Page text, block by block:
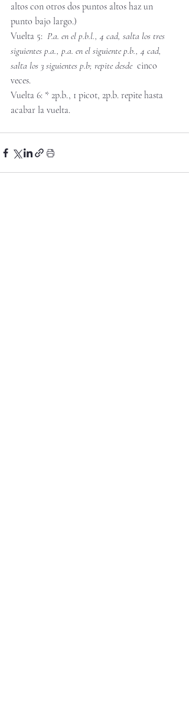
altos con otros dos puntos altos haz un
punto bajo largo.)
Vuelta 5: P.a. en el p.b.l., 4 cad, salta los tres
siguientes p.a., p.a. en el siguiente p.b., 4 cad,
salta los 3 siguientes p.b; repite desde cinco
veces.
Vuelta 6: * 2p.b., 1 picot, 2p.b. repite hasta
acabar la vuelta.